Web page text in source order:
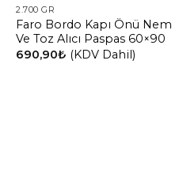
2.700 GR
Faro Bordo Kapı Önü Nem
Ve Toz Alıcı Paspas 60×90
690,90₺ (KDV Dahil)